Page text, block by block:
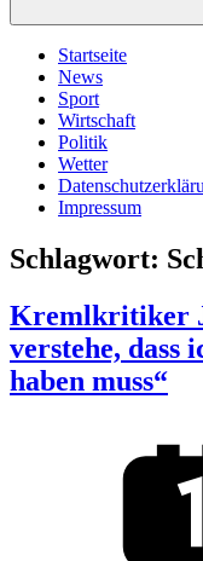
Startseite
News
Sport
Wirtschaft
Politik
Wetter
Impressum
Schlagwort:
Kremlkritiker
verstehe, dass
haben muss“